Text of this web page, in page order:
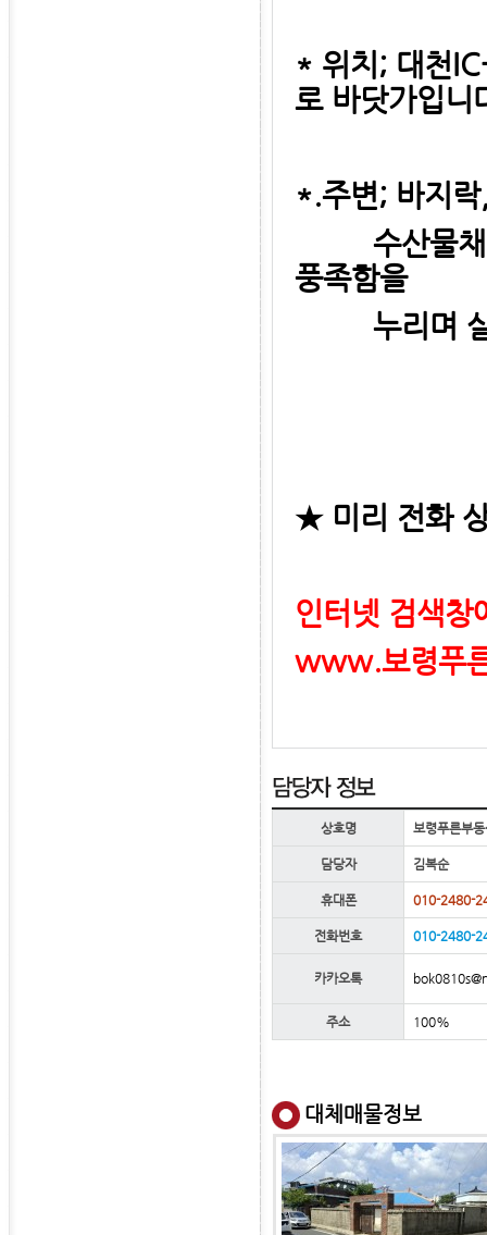
* 위치; 대천
로 바닷가입니
*.주변; 바지락
수산물채취
풍족함을
누리며 살
★ 미리 전화
인터넷 검색창
www.보령푸
상호명 보령푸른부
담당자 김복순
휴대폰 010-2480-
전화번호 010-2480-
카카오톡
주소 100%
대체매물정보